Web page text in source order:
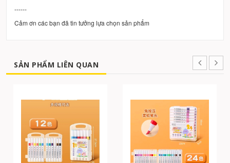
------
Cảm ơn các bạn đã tin tưởng lựa chọn sản phẩm
SẢN PHẨM LIÊN QUAN